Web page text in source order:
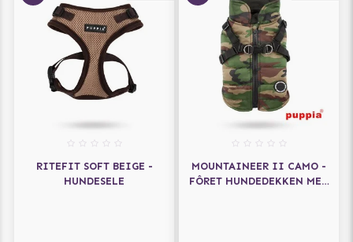
RITEFIT SOFT BEIGE -
HUNDESELE
MOUNTAINEER II CAMO -
FÔRET HUNDEDEKKEN MED